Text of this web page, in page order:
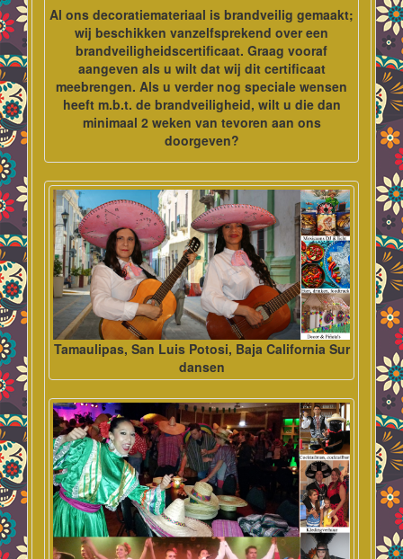
Al ons decoratiemateriaal is brandveilig gemaakt;
wij beschikken vanzelfsprekend over een
brandveiligheidscertificaat. Graag vooraf
aangeven als u wilt dat wij dit certificaat
meebrengen. Als u verder nog speciale wensen
heeft m.b.t. de brandveiligheid, wilt u die dan
minimaal 2 weken van tevoren aan ons
doorgeven?
Tamaulipas, San Luis Potosi, Baja California Sur
dansen